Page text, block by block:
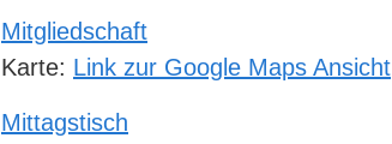
Mitgliedschaft
Karte: Link zur Google Maps Ansicht
Mittagstisch